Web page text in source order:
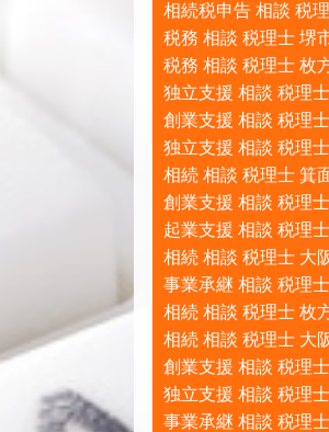
相続税申告 相談 税
税務 相談 税理士 堺
税務 相談 税理士 枚
独立支援 相談 税理
創業支援 相談 税理
独立支援 相談 税理
相続 相談 税理士 箕
創業支援 相談 税理
起業支援 相談 税理
相続 相談 税理士 大
事業承継 相談 税理
相続 相談 税理士 枚
相続 相談 税理士 大
創業支援 相談 税理
独立支援 相談 税理
事業承継 相談 税理